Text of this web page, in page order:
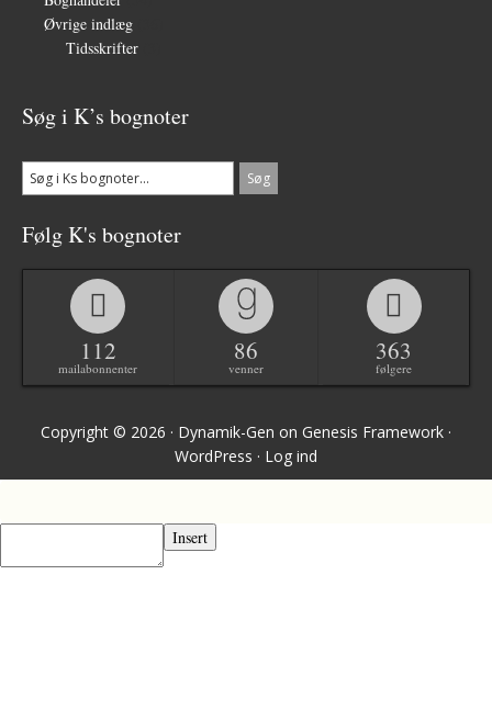
Øvrige indlæg
Tidsskrifter
Søg i K’s bognoter
Følg K's bognoter
112
mailabonnenter
86
venner
363
følgere
Copyright © 2026 · Dynamik-Gen on Genesis Framework ·
WordPress · Log ind
Insert